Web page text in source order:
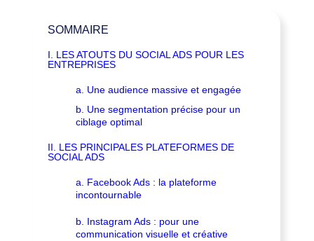
SOMMAIRE
I. LES ATOUTS DU SOCIAL ADS POUR LES
ENTREPRISES
a. Une audience massive et engagée
b. Une segmentation précise pour un
ciblage optimal
II. LES PRINCIPALES PLATEFORMES DE
SOCIAL ADS
a. Facebook Ads : la plateforme
incontournable
b. Instagram Ads : pour une
communication visuelle et créative